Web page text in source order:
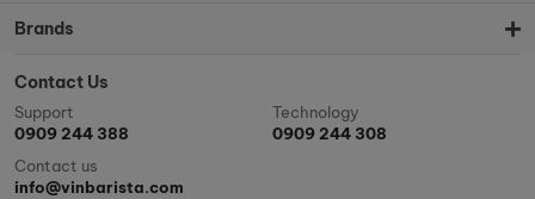
Brands
Contact Us
Support
0909 244 388
Technology
0909 244 308
Contact us
info@vinbarista.com